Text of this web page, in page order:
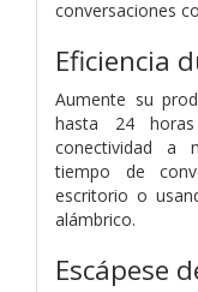
conversaciones
Eficiencia
Aumente su
hasta 24
conectividad a
tiempo de
escritorio o
alámbrico.
Escápese